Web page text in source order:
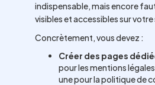
indispensable, mais encore
visibles et accessibles sur
Concrètement, vous devez :
Créer des pages
pour les mentions
une pour la politique de